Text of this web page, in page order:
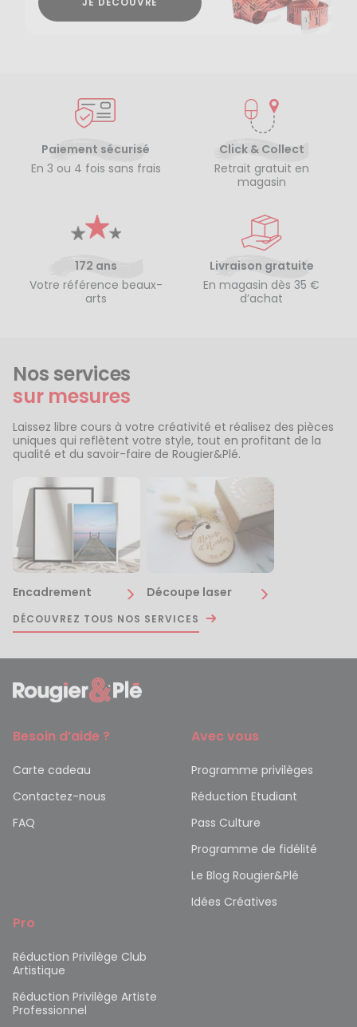
Paiement sécurisé
En 3 ou 4 fois sans frais
Click & Collect
Retrait gratuit en
magasin
172 ans
Votre référence beaux-
arts
Livraison gratuite
En magasin dès 35 €
d’achat
Nos services
sur mesures
Laissez libre cours à votre créativité et réalisez des pièces
uniques qui reflètent votre style, tout en profitant de la
qualité et du savoir-faire de Rougier&Plé.
Encadrement Découpe laser
DÉCOUVREZ TOUS NOS SERVICES
Besoin d’aide ?
Carte cadeau
Contactez-nous
FAQ
Avec vous
Programme privilèges
Réduction Etudiant
Pass Culture
Programme de fidélité
Le Blog Rougier&Plé
Idées Créatives
Pro
Réduction Privilège Club
Artistique
Réduction Privilège Artiste
Professionnel